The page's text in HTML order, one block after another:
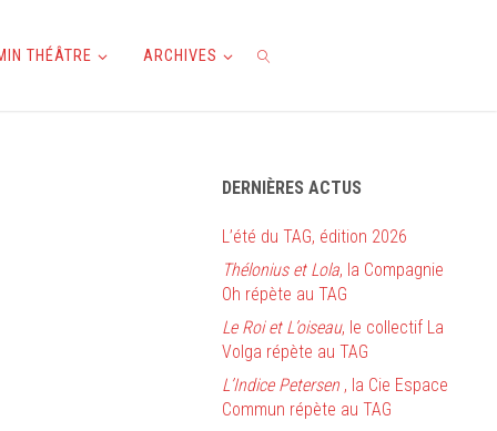
THÉÂTRE ARCHIVES
DERNIÈRES ACTUS
L’été du TAG, édition 2026
Thélonius et Lola, la Compagnie
Oh répète au TAG
Le Roi et L’oiseau, le collectif La
Volga répète au TAG
L’Indice Petersen , la Cie Espace
Commun répète au TAG